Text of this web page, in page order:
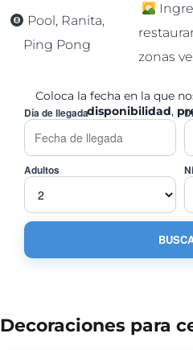
Pool, Ranita,
Ping Pong
zonas
Coloca la fecha en la que
disponibilidad,
Día de llegada
Adultos
Decoraciones para